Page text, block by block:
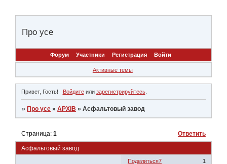
Про усе
Форум Участники Регистрация Войти
Активные темы
Привет, Гость! Войдитеили зарегистрируйтесь.
» Про усе »АРХІВ »Асфальтовый завод
Асфальтовый завод
Страница:1 Ответить
Поделиться 1
7